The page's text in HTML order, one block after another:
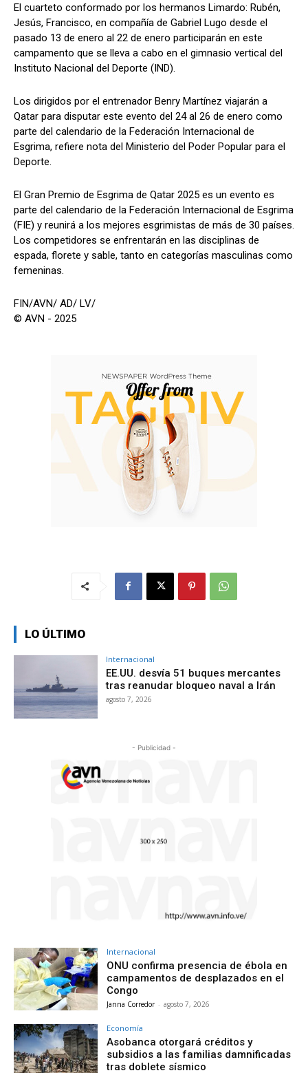
El cuarteto conformado por los hermanos Limardo: Rubén,
Jesús, Francisco, en compañía de Gabriel Lugo desde el
pasado 13 de enero al 22 de enero participarán en este
campamento que se lleva a cabo en el gimnasio vertical del
Instituto Nacional del Deporte (IND).
Los dirigidos por el entrenador Benry Martínez viajarán a
Qatar para disputar este evento del 24 al 26 de enero como
parte del calendario de la Federación Internacional de
Esgrima, refiere nota del Ministerio del Poder Popular para el
Deporte.
El Gran Premio de Esgrima de Qatar 2025 es un evento es
parte del calendario de la Federación Internacional de Esgrima
(FIE) y reunirá a los mejores esgrimistas de más de 30 países.
Los competidores se enfrentarán en las disciplinas de
espada, florete y sable, tanto en categorías masculinas como
femeninas.
FIN/AVN/ AD/ LV/
© AVN - 2025
LO ÚLTIMO
Internacional
EE.UU. desvía 51 buques mercantes
tras reanudar bloqueo naval a Irán
agosto 7, 2026
- Publicidad -
Internacional
ONU confirma presencia de ébola en
campamentos de desplazados en el
Congo
Janna Corredor - agosto 7, 2026
Economía
Asobanca otorgará créditos y
subsidios a las familias damnificadas
tras doblete sísmico